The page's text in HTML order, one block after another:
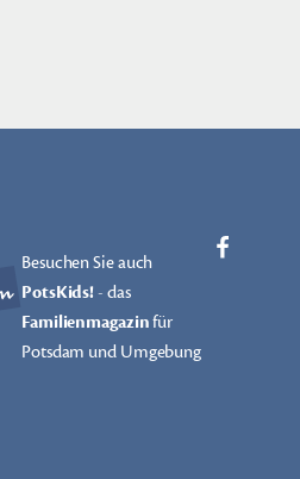
Besuchen Sie auch
PotsKids!- das
Familienmagazinfür
Potsdam und Umgebung